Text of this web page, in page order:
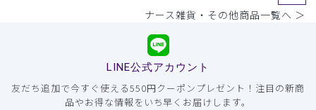
ナース雑貨・その他商品一覧へ ＞
LINE公式アカウント
友だち追加で今すぐ使える550円クーポンプレゼント！注目の新商
品やお得な情報をいち早くお届けします。